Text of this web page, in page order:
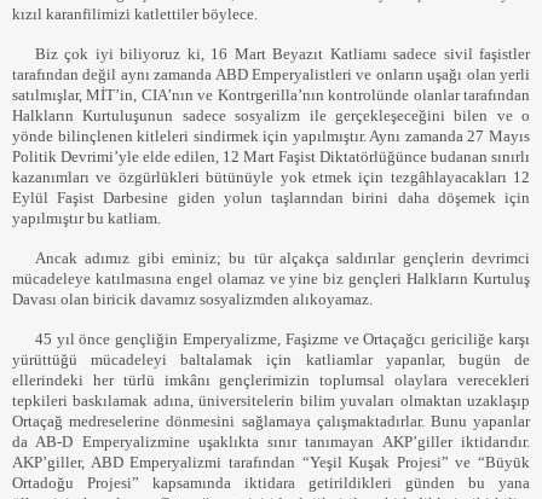
kızıl karanfilimizi katlettiler böylece.
Biz çok iyi biliyoruz ki, 16 Mart Beyazıt Katliamı sadece sivil faşistler
tarafından değil aynı zamanda ABD Emperyalistleri ve onların uşağı olan yerli
satılmışlar, MİT’in, CIA’nın ve Kontrgerilla’nın kontrolünde olanlar tarafından
Halkların Kurtuluşunun sadece sosyalizm ile gerçekleşeceğini bilen ve o
yönde bilinçlenen kitleleri sindirmek için yapılmıştır. Aynı zamanda 27 Mayıs
Politik Devrimi’yle elde edilen, 12 Mart Faşist Diktatörlüğünce budanan sınırlı
kazanımları ve özgürlükleri bütünüyle yok etmek için tezgâhlayacakları 12
Eylül Faşist Darbesine giden yolun taşlarından birini daha döşemek için
yapılmıştır bu katliam.
Ancak adımız gibi eminiz; bu tür alçakça saldırılar gençlerin devrimci
mücadeleye katılmasına engel olamaz ve yine biz gençleri Halkların Kurtuluş
Davası olan biricik davamız sosyalizmden alıkoyamaz.
45 yıl önce gençliğin Emperyalizme, Faşizme ve Ortaçağcı gericiliğe karşı
yürüttüğü mücadeleyi baltalamak için katliamlar yapanlar, bugün de
ellerindeki her türlü imkânı gençlerimizin toplumsal olaylara verecekleri
tepkileri baskılamak adına, üniversitelerin bilim yuvaları olmaktan uzaklaşıp
Ortaçağ medreselerine dönmesini sağlamaya çalışmaktadırlar. Bunu yapanlar
da AB-D Emperyalizmine uşaklıkta sınır tanımayan AKP’giller iktidarıdır.
AKP’giller, ABD Emperyalizmi tarafından “Yeşil Kuşak Projesi” ve “Büyük
Ortadoğu Projesi” kapsamında iktidara getirildikleri günden bu yana